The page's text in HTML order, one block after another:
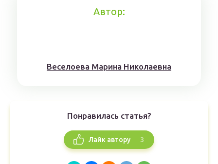
Автор:
Веселоева Марина Николаевна
Понравилась статья?
Лайк автору 3